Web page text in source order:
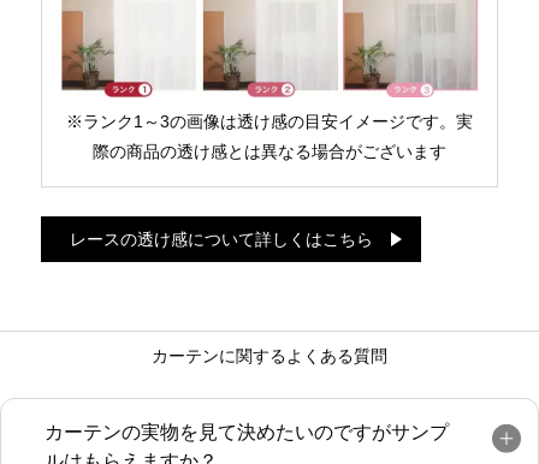
※ランク1～3の画像は透け感の目安イメージです。実
際の商品の透け感とは異なる場合がございます
レースの透け感について詳しくはこちら
カーテンに関するよくある質問
カーテンの実物を見て決めたいのですがサンプ